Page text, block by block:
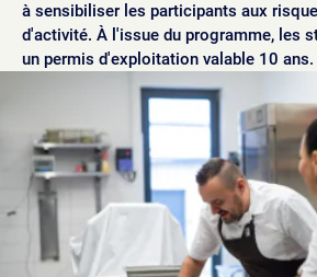
à sensibiliser les participants aux
d'activité. À l'issue du programme, les
un permis d'exploitation valable 10 ans.